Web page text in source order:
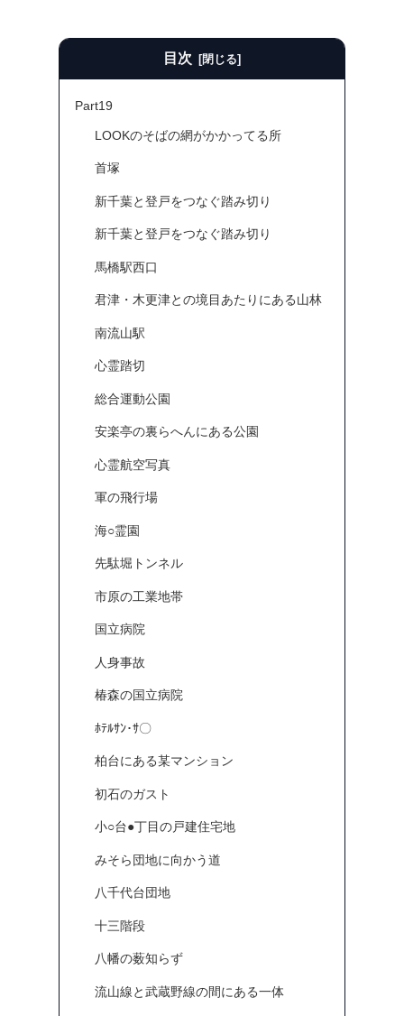
目次
Part19
LOOKのそばの網がかかってる所
首塚
新千葉と登戸をつなぐ踏み切り
新千葉と登戸をつなぐ踏み切り
馬橋駅西口
君津・木更津との境目あたりにある山林
南流山駅
心霊踏切
総合運動公園
安楽亭の裏らへんにある公園
心霊航空写真
軍の飛行場
海○霊園
先駄堀トンネル
市原の工業地帯
国立病院
人身事故
椿森の国立病院
ﾎﾃﾙｻﾝ･ｻ〇
柏台にある某マンション
初石のガスト
小○台●丁目の戸建住宅地
みそら団地に向かう道
八千代台団地
十三階段
八幡の薮知らず
流山線と武蔵野線の間にある一体